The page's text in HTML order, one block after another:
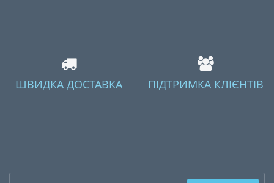
ШВИДКА ДОСТАВКА ПІДТРИМКА КЛІЄНТІВ